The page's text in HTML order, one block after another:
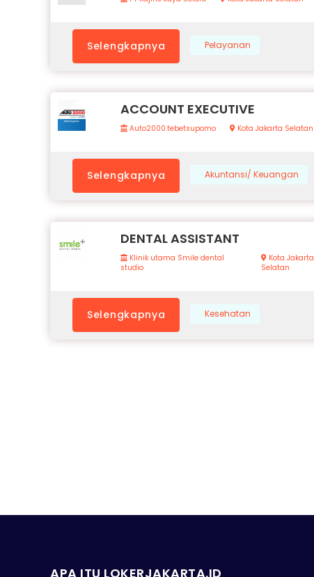
Selengkapnya Pelayanan
ACCOUNT EXECUTIVE
Auto2000.tebetsupomo Kota Jakarta Selatan
Selengkapnya Akuntansi/ Keuangan
DENTAL ASSISTANT
Klinik utama Smile dental
studio
Kota Jakarta
Selatan
Selengkapnya Kesehatan
APA ITU LOKERJAKARTA.ID